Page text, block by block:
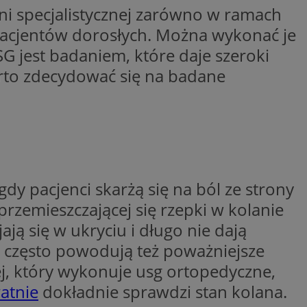
specjalistycznej zarówno w ramach
dorosłych. Można wykonać je
jest badaniem, które daje szeroki
zdecydować się na badane
pacjenci skarżą się na ból ze strony
się rzepki w kolanie
się w ukryciu i długo nie dają
powodują też poważniejsze
który wykonuje usg ortopedyczne,
dokładnie sprawdzi stan kolana.
użytkowników
on
i służy do
Microsoft
informacji o
w jedną sesję
do
przez
for
reklam
sposób
oraz
funkcji i
które
użytkownika
produktów
rzeczywistym od
Opis